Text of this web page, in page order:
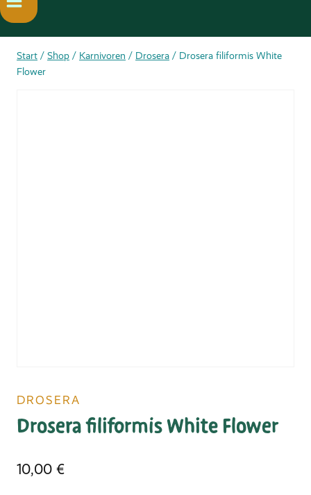
Start / Shop / Karnivoren / Drosera / Drosera filiformis White
Flower
DROSERA
Drosera filiformis White Flower
10,00 €